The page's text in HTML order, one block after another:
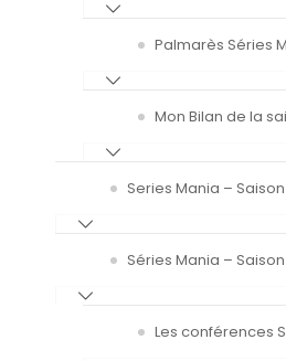
Palmarès Séries
Mon Bilan de la
Series Mania –
Séries Mania –
Les conférences